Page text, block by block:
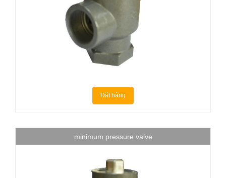
Đặt hàng
minimum pressure valve